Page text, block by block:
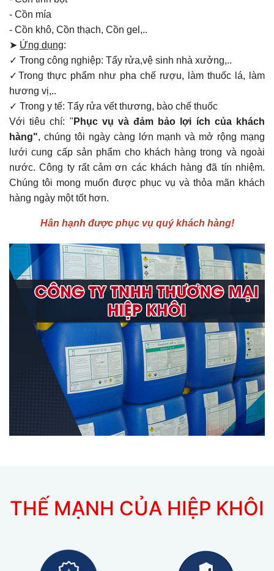
- Cồn mía
- Cồn khô, Cồn thạch, Cồn gel,..
➤ Ứng dụng:
✓ Trong công nghiệp: Tẩy rửa,vệ sinh nhà xưởng,..
✓Trong thực phẩm như pha chế rượu, làm thuốc lá, làm
hương vị,..
✓ Trong y tế: Tẩy rửa vết thương, bào chế thuốc
Với tiêu chí: " Phục vụ và đảm bảo lợi ích của khách
hàng", chúng tôi ngày càng lớn mạnh và mở rộng mạng
lưới cung cấp sản phẩm cho khách hàng trong và ngoài
nước. Công ty rất cảm ơn các khách hàng đã tín nhiệm.
Chúng tôi mong muốn được phục vụ và thỏa mãn khách
hàng ngày một tốt hơn.
Hân hạnh được phục vụ quý khách hàng!
THẾ MẠNH CỦA HIỆP KHÔI